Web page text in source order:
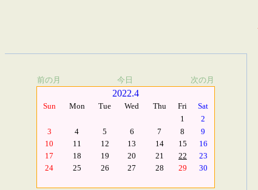
前の月 今日 次の月
2022.4
Sun Mon Tue Wed Thu Fri
Sat
1
2
3
4 5 6 7 8
9
10
11 12 13 14 15
16
17
18 19 20 21 22
23
24
25 26 27 28 29 30